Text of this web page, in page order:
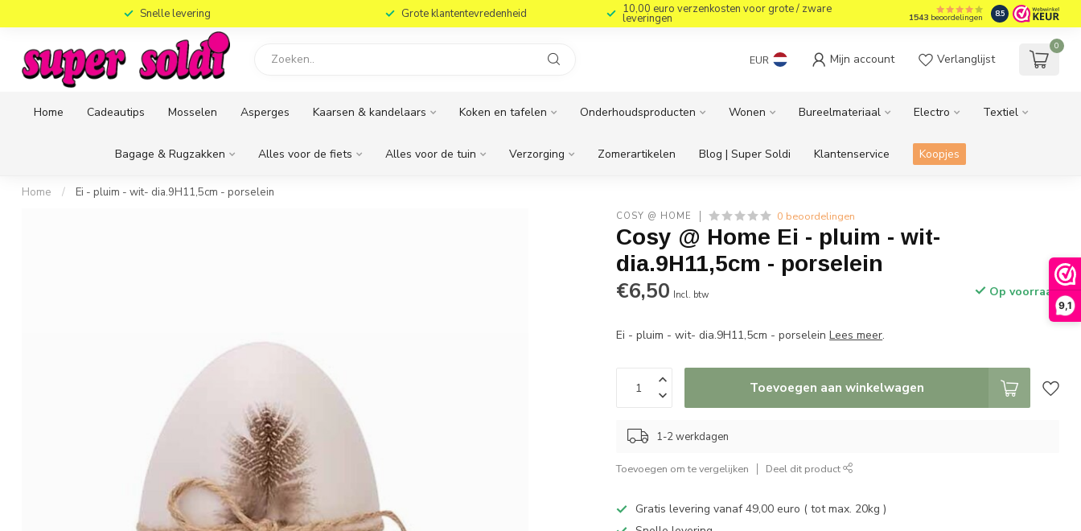
9,1
Snelle levering Grote klantentevredenheid 10,00 euro verzenkosten voor grote / zware
leveringen 1543beoordelingen 8.5
EUR Mijn account Verlanglijst
0
Home Cadeautips Mosselen Asperges Kaarsen & kandelaars Koken en tafelen Onderhoudsproducten Wonen Bureelmateriaal Electro Textiel
Bagage & Rugzakken Alles voor de fiets Alles voor de tuin Verzorging Zomerartikelen Blog | Super Soldi Klantenservice Koopjes
Home / Ei - pluim - wit- dia.9H11,5cm - porselein
COSY @ HOME 0 beoordelingen
Cosy @ Home Ei - pluim - wit-
dia.9H11,5cm - porselein
€6,50 Incl. btw Op voorraad
Ei - pluim - wit- dia.9H11,5cm - porseleinLees meer.
Toevoegen aan winkelwagen
1-2 werkdagen
Toevoegen om te vergelijken Deel dit product
Gratis levering vanaf 49,00 euro ( tot max. 20kg )